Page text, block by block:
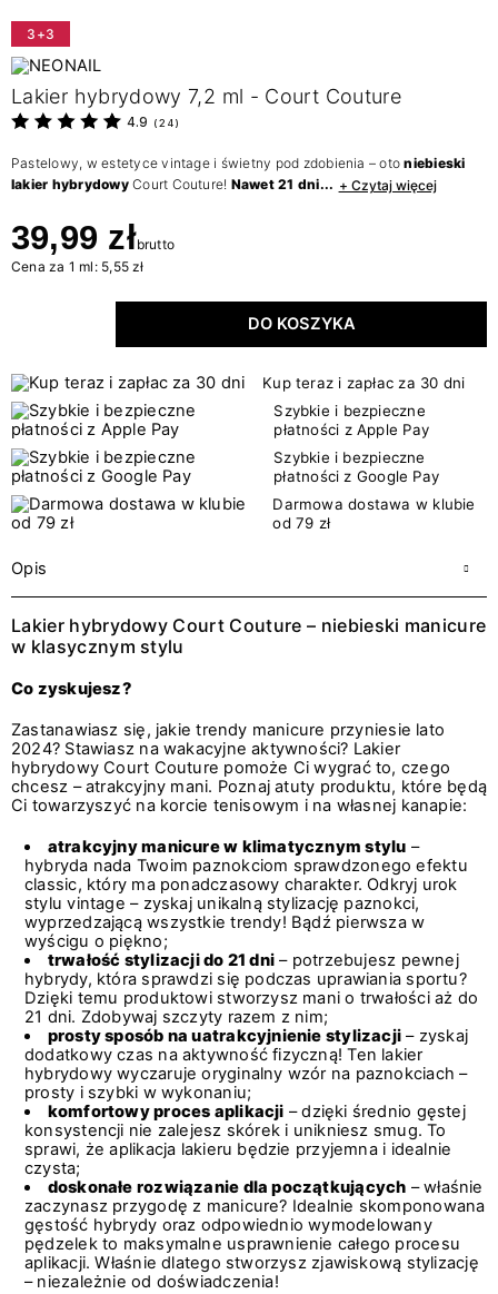
3+3
Lakier hybrydowy 7,2 ml - Court Couture
4.9 ( 24)
Pastelowy, w estetyce vintage i świetny pod zdobienia – otoniebieski
lakier hybrydowyCourt Couture! Nawet 21 dni... + Czytaj więcej
39,99 złbrutto
Cena za 1 ml: 5,55 zł
DO KOSZYKA
Kup teraz i zapłac za 30 dni
Szybkie i bezpieczne
płatności z Apple Pay
Szybkie i bezpieczne
płatności z Google Pay
Darmowa dostawa w klubie
od 79 zł
Opis
Lakier hybrydowy Court Couture – niebieski manicure
w klasycznym stylu
Co zyskujesz?
Zastanawiasz się, jakie trendy manicure przyniesie lato
2024? Stawiasz na wakacyjne aktywności? Lakier
hybrydowy Court Couture pomoże Ci wygrać to, czego
chcesz – atrakcyjny mani. Poznaj atuty produktu, które będą
Ci towarzyszyć na korcie tenisowym i na własnej kanapie:
atrakcyjny manicure w klimatycznym stylu –
hybryda nada Twoim paznokciom sprawdzonego efektu
classic, który ma ponadczasowy charakter. Odkryj urok
stylu vintage – zyskaj unikalną stylizację paznokci,
wyprzedzającą wszystkie trendy! Bądź pierwsza w
wyścigu o piękno;
trwałość stylizacji do 21 dni – potrzebujesz pewnej
hybrydy, która sprawdzi się podczas uprawiania sportu?
Dzięki temu produktowi stworzysz mani o trwałości aż do
21 dni. Zdobywaj szczyty razem z nim;
prosty sposób na uatrakcyjnienie stylizacji – zyskaj
dodatkowy czas na aktywność fizyczną! Ten lakier
hybrydowy wyczaruje oryginalny wzór na paznokciach –
prosty i szybki w wykonaniu;
komfortowy proces aplikacji – dzięki średnio gęstej
konsystencji nie zalejesz skórek i unikniesz smug. To
sprawi, że aplikacja lakieru będzie przyjemna i idealnie
czysta;
doskonałe rozwiązanie dla początkujących – właśnie
zaczynasz przygodę z manicure? Idealnie skomponowana
gęstość hybrydy oraz odpowiednio wymodelowany
pędzelek to maksymalne usprawnienie całego procesu
aplikacji. Właśnie dlatego stworzysz zjawiskową stylizację
– niezależnie od doświadczenia!